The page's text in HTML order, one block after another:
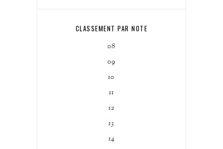
CLASSEMENT PAR NOTE
08
09
10
11
12
13
14